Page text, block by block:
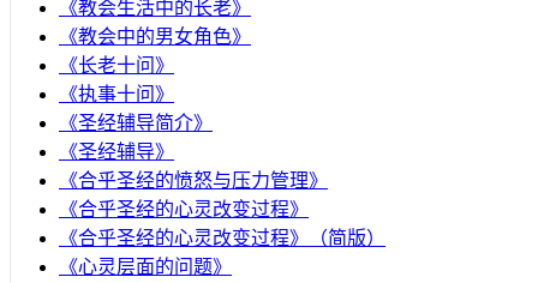
《教会生活中的长老》
《教会中的男女角色》
《长老十问》
《执事十问》
《圣经辅导简介》
《圣经辅导》
​《合乎圣经的愤怒与压力管理》
《合乎圣经的心灵改变过程》
《合乎圣经的心灵改变过程》（简版）
《心灵层面的问题》